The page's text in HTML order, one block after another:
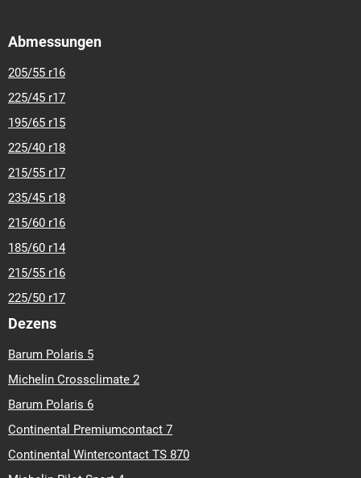
Abmessungen
205/55 r16
225/45 r17
195/65 r15
225/40 r18
215/55 r17
235/45 r18
215/60 r16
185/60 r14
215/55 r16
225/50 r17
Dezens
Barum Polaris 5
Michelin Crossclimate 2
Barum Polaris 6
Continental Premiumcontact 7
Continental Wintercontact TS 870